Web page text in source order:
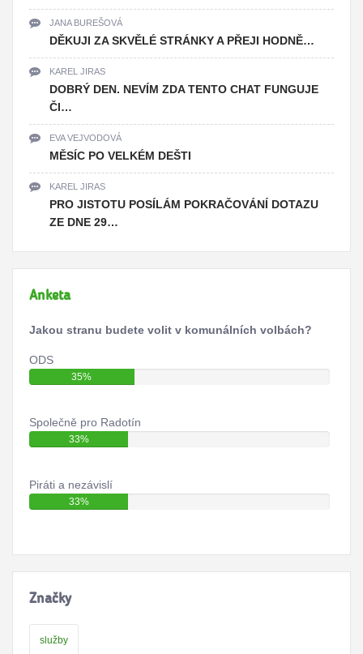
JANA BUREŠOVÁ
DĚKUJI ZA SKVĚLÉ STRÁNKY A PŘEJI HODNĚ…
KAREL JIRAS
DOBRÝ DEN. NEVÍM ZDA TENTO CHAT FUNGUJE
ČI…
EVA VEJVODOVÁ
MĚSÍC PO VELKÉM DEŠTI
KAREL JIRAS
PRO JISTOTU POSÍLÁM POKRAČOVÁNÍ DOTAZU
ZE DNE 29…
Anketa
Jakou stranu budete volit v komunálních volbách?
ODS
35%
Společně pro Radotín
33%
Piráti a nezávislí
33%
Značky
služby